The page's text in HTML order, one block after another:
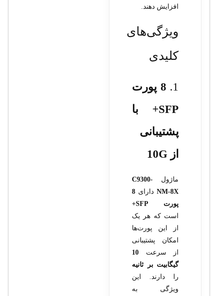
افزایش دهند.
ویژگی‌های
کلیدی
1.
8 پورت
SFP+ با
پشتیبانی
از 10G
ماژول C9300-
NM-8Xدارای 8
پورت SFP+
است که هر یک
از این پورت‌ها
امکان پشتیبانی
از سرعت 10
گیگابیت بر ثانیه
را دارند. این
ویژگی به